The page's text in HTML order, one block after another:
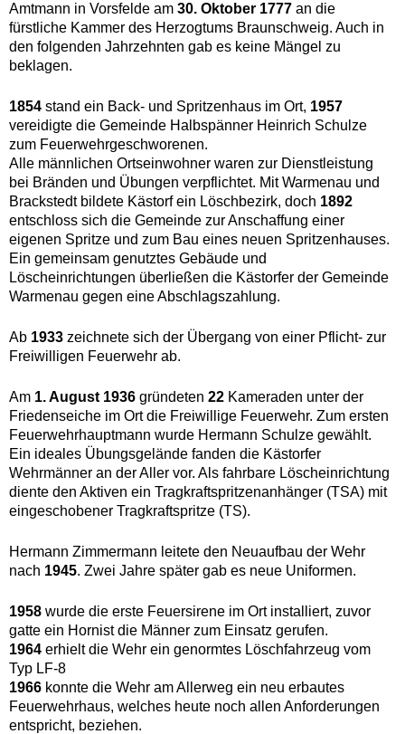
Amtmann in Vorsfelde am 30. Oktober 1777 an die
fürstliche Kammer des Herzogtums Braunschweig. Auch in
den folgenden Jahrzehnten gab es keine Mängel zu
beklagen.
1854 stand ein Back- und Spritzenhaus im Ort, 1957
vereidigte die Gemeinde Halbspänner Heinrich Schulze
zum Feuerwehrgeschworenen.
Alle männlichen Ortseinwohner waren zur Dienstleistung
bei Bränden und Übungen verpflichtet. Mit Warmenau und
Brackstedt bildete Kästorf ein Löschbezirk, doch 1892
entschloss sich die Gemeinde zur Anschaffung einer
eigenen Spritze und zum Bau eines neuen Spritzenhauses.
Ein gemeinsam genutztes Gebäude und
Löscheinrichtungen überließen die Kästorfer der Gemeinde
Warmenau gegen eine Abschlagszahlung.
Ab 1933 zeichnete sich der Übergang von einer Pflicht- zur
Freiwilligen Feuerwehr ab.
Am 1. August 1936 gründeten 22 Kameraden unter der
Friedenseiche im Ort die Freiwillige Feuerwehr. Zum ersten
Feuerwehrhauptmann wurde Hermann Schulze gewählt.
Ein ideales Übungsgelände fanden die Kästorfer
Wehrmänner an der Aller vor. Als fahrbare Löscheinrichtung
diente den Aktiven ein Tragkraftspritzenanhänger (TSA) mit
eingeschobener Tragkraftspritze (TS).
Hermann Zimmermann leitete den Neuaufbau der Wehr
nach 1945. Zwei Jahre später gab es neue Uniformen.
1958 wurde die erste Feuersirene im Ort installiert, zuvor
gatte ein Hornist die Männer zum Einsatz gerufen.
1964 erhielt die Wehr ein genormtes Löschfahrzeug vom
Typ LF-8
1966 konnte die Wehr am Allerweg ein neu erbautes
Feuerwehrhaus, welches heute noch allen Anforderungen
entspricht, beziehen.